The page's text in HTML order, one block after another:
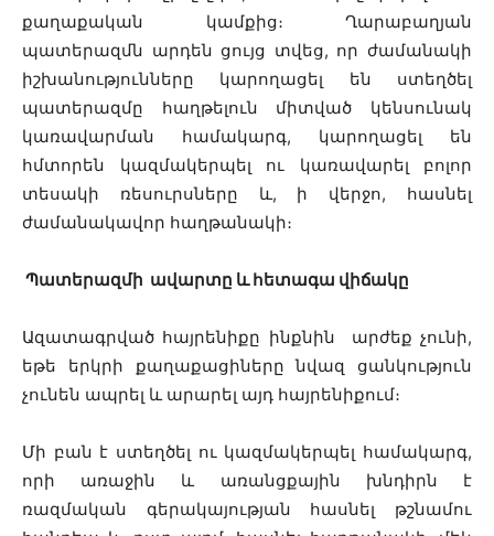
քաղաքական կամքից։ Ղարաբաղյան
պատերազմն արդեն ցույց տվեց, որ ժամանակի
իշխանությունները կարողացել են ստեղծել
պատերազմը հաղթելուն միտված կենսունակ
կառավարման համակարգ, կարողացել են
հմտորեն կազմակերպել ու կառավարել բոլոր
տեսակի ռեսուրսները և, ի վերջո, հասնել
ժամանակավոր հաղթանակի։
Պատերազմի ավարտը և հետագա վիճակը
Ազատագրված հայրենիքը ինքնին արժեք չունի,
եթե երկրի քաղաքացիները նվազ ցանկություն
չունեն ապրել և արարել այդ հայրենիքում։
Մի բան է ստեղծել ու կազմակերպել համակարգ,
որի առաջին և առանցքային խնդիրն է
ռազմական գերակայության հասնել թշնամու